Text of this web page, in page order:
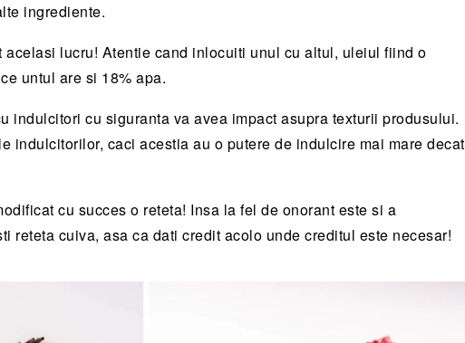
ingrediente.
acelasi lucru! Atentie cand inlocuiti unul cu altul, uleiul fiind o
untul are si 18% apa.
indulcitori cu siguranta va avea impact asupra texturii produsului.
indulcitorilor, caci acestia au o putere de indulcire mai mare decat
cu succes o reteta! Insa la fel de onorant este si a
reteta cuiva, asa ca dati credit acolo unde creditul este necesar!